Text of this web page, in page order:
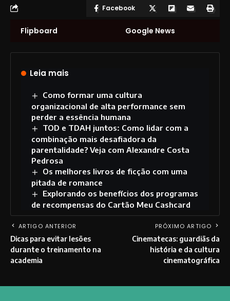
Facebook
Flipboard Google News
Leia mais
Como formar uma cultura
organizacional de alta performance sem
perder a essência humana
TOD e TDAH juntos: Como lidar com a
combinação mais desafiadora da
parentalidade? Veja com Alexandre Costa
Pedrosa
Os melhores livros de ficção com uma
pitada de romance
Explorando os benefícios dos programas
de recompensas do Cartão Meu Cashcard
ARTIGO ANTERIOR
Dicas para evitar lesões
durante o treinamento na
academia
PRÓXIMO ARTIGO
Cinematecas: guardiãs da
história e da cultura
cinematográfica